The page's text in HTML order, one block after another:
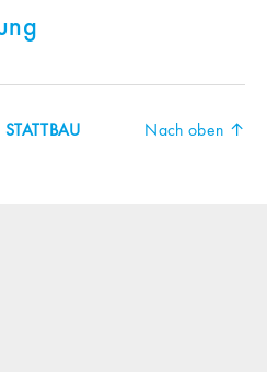
Nach oben ↑